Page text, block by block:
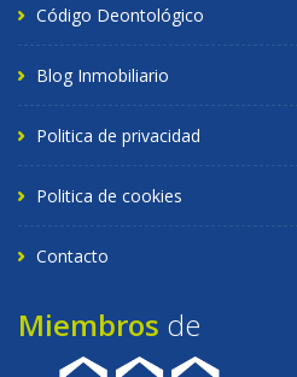
Código Deontológico
Blog Inmobiliario
Politica de privacidad
Politica de cookies
Contacto
Miembros de